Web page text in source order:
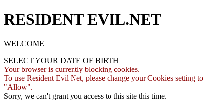
RESIDENT EVIL.NET
WELCOME
SELECT YOUR DATE OF BIRTH
Your browser is currently blocking cookies.
To use Resident Evil Net, please change your Cookies setting to
"Allow".
Sorry, we can't grant you access to this site this time.